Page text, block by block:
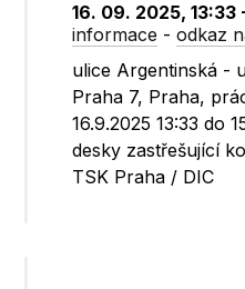
16. 09. 2025, 13:33
informace -odkaz
ulice Argentinská -
Praha 7, Praha,
16.9.2025 13:33 do
desky zastřešující
TSK Praha / DIC